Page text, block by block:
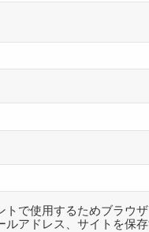
トで使用するためブラウ
ルアドレス、サイトを保存